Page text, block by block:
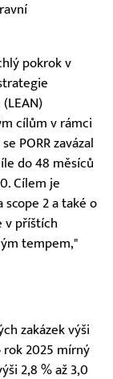
pokrok v
cílům v rámci
PORR zavázal
do 48 měsíců
Cílem je
scope 2 a také o
v příštích
tempem,"
zakázek výši
rok 2025 mírný
2,8 % až 3,0